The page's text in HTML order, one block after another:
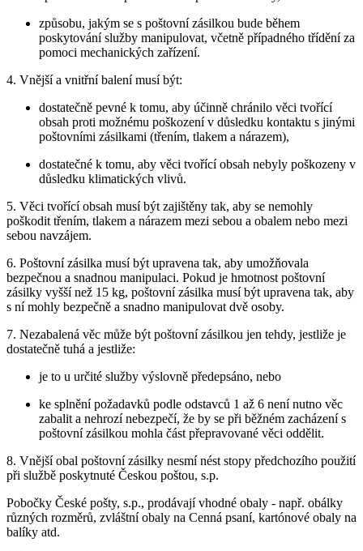
způsobu, jakým se s poštovní zásilkou bude během
poskytování služby manipulovat, včetně případného třídění za
pomoci mechanických zařízení.
4. Vnější a vnitřní balení musí být:
dostatečně pevné k tomu, aby účinně chránilo věci tvořící
obsah proti možnému poškození v důsledku kontaktu s jinými
poštovními zásilkami (třením, tlakem a nárazem),
dostatečné k tomu, aby věci tvořící obsah nebyly poškozeny v
důsledku klimatických vlivů.
5. Věci tvořící obsah musí být zajištěny tak, aby se nemohly
poškodit třením, tlakem a nárazem mezi sebou a obalem nebo mezi
sebou navzájem.
6. Poštovní zásilka musí být upravena tak, aby umožňovala
bezpečnou a snadnou manipulaci. Pokud je hmotnost poštovní
zásilky vyšší než 15 kg, poštovní zásilka musí být upravena tak, aby
s ní mohly bezpečně a snadno manipulovat dvě osoby.
7. Nezabalená věc může být poštovní zásilkou jen tehdy, jestliže je
dostatečně tuhá a jestliže:
je to u určité služby výslovně předepsáno, nebo
ke splnění požadavků podle odstavců 1 až 6 není nutno věc
zabalit a nehrozí nebezpečí, že by se při běžném zacházení s
poštovní zásilkou mohla část přepravované věci oddělit.
8. Vnější obal poštovní zásilky nesmí nést stopy předchozího použití
při službě poskytnuté Českou poštou, s.p.
Pobočky České pošty, s.p., prodávají vhodné obaly - např. obálky
různých rozměrů, zvláštní obaly na Cenná psaní, kartónové obaly na
balíky atd.